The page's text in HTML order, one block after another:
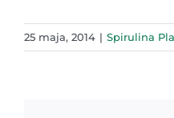
25 maja, 2014 | Spirulina